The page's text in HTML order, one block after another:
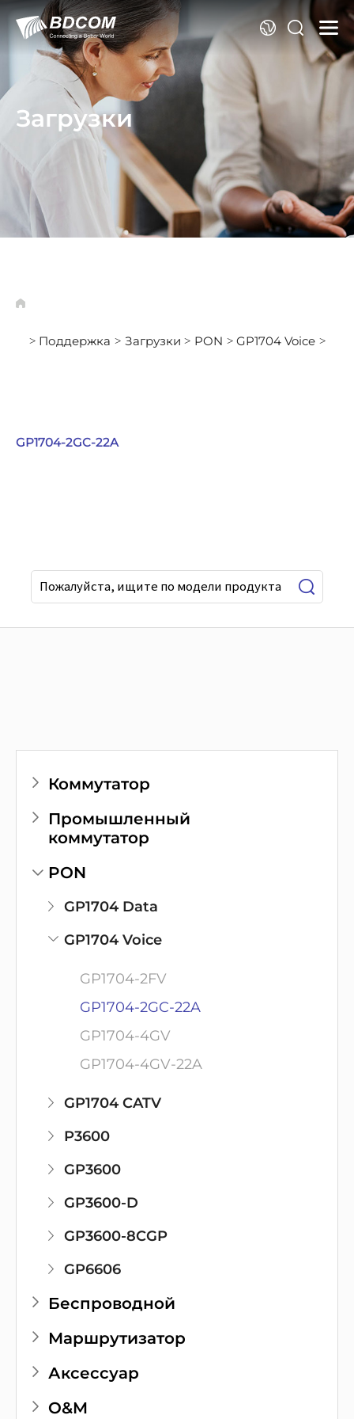
Загрузки
> Поддержка > Загрузки > PON > GP1704 Voice >
GP1704-2GC-22A
Коммутатор
Промышленный
коммутатор
PON
GP1704 Data
GP1704 Voice
GP1704-2FV
GP1704-2GC-22A
GP1704-4GV
GP1704-4GV-22A
GP1704 CATV
P3600
GP3600
GP3600-D
GP3600-8CGP
GP6606
Беспроводной
Маршрутизатор
Аксессуар
O&M